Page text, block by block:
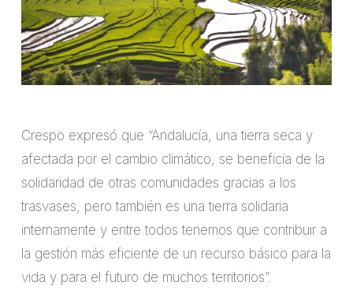
Crespo expresó que “Andalucía, una tierra seca y
afectada por el cambio climático, se beneficia de la
solidaridad de otras comunidades gracias a los
trasvases, pero también es una tierra solidaria
internamente y entre todos tenemos que contribuir a
la gestión más eficiente de un recurso básico para la
vida y para el futuro de muchos territorios”.